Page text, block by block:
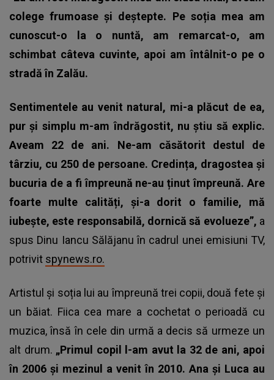
colege frumoase și deștepte. Pe soția mea am
cunoscut-o la o nuntă, am remarcat-o, am
schimbat câteva cuvinte, apoi am întâlnit-o pe o
stradă în Zalău.
Sentimentele au venit natural, mi-a plăcut de ea,
pur și simplu m-am îndrăgostit, nu știu să explic.
Aveam 22 de ani. Ne-am căsătorit destul de
târziu, cu 250 de persoane. Credința, dragostea și
bucuria de a fi împreună ne-au ținut împreună. Are
foarte multe calități, și-a dorit o familie, mă
iubește, este responsabilă, dornică să evolueze”, a
spus Dinu Iancu Sălăjanu în cadrul unei emisiuni TV,
potrivit spynews.ro.
Artistul și soția lui au împreună trei copii, două fete și
un băiat. Fiica cea mare a cochetat o perioadă cu
muzica, însă în cele din urmă a decis să urmeze un
alt drum. „Primul copil l-am avut la 32 de ani, apoi
în 2006 și mezinul a venit în 2010. Ana și Luca au